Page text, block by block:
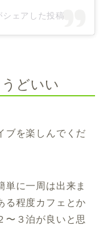
ェアした投稿
どいい
ブを楽しんでくだ
単に一周は出来ま
る程度カフェとか
〜３泊が良いと思